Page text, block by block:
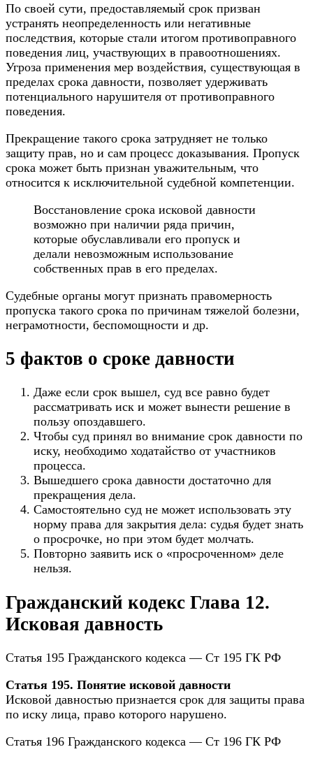
По своей сути, предоставляемый срок призван
устранять неопределенность или негативные
последствия, которые стали итогом противоправного
поведения лиц, участвующих в правоотношениях.
Угроза применения мер воздействия, существующая в
пределах срока давности, позволяет удерживать
потенциального нарушителя от противоправного
поведения.
Прекращение такого срока затрудняет не только
защиту прав, но и сам процесс доказывания. Пропуск
срока может быть признан уважительным, что
относится к исключительной судебной компетенции.
Восстановление срока исковой давности
возможно при наличии ряда причин,
которые обуславливали его пропуск и
делали невозможным использование
собственных прав в его пределах.
Судебные органы могут признать правомерность
пропуска такого срока по причинам тяжелой болезни,
неграмотности, беспомощности и др.
5 фактов о сроке давности
Даже если срок вышел, суд все равно будет
рассматривать иск и может вынести решение в
пользу опоздавшего.
Чтобы суд принял во внимание срок давности по
иску, необходимо ходатайство от участников
процесса.
Вышедшего срока давности достаточно для
прекращения дела.
Самостоятельно суд не может использовать эту
норму права для закрытия дела: судья будет знать
о просрочке, но при этом будет молчать.
Повторно заявить иск о «просроченном» деле
нельзя.
Гражданский кодекс Глава 12.
Исковая давность
Статья 195 Гражданского кодекса — Ст 195 ГК РФ
Статья 195. Понятие исковой давности
Исковой давностью признается срок для защиты права
по иску лица, право которого нарушено.
Статья 196 Гражданского кодекса — Ст 196 ГК РФ